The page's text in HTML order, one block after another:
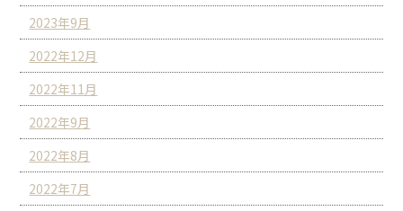
2023年9月
2022年12月
2022年11月
2022年9月
2022年8月
2022年7月